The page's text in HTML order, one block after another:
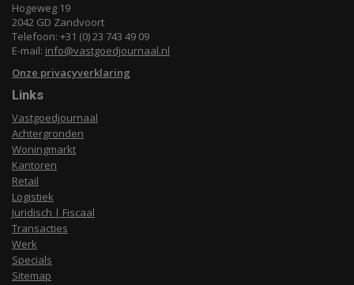
Hogeweg 19
2042 GD Zandvoort
Telefoon: +31 (0) 23 743 49 09
E-mail: info@vastgoedjournaal.nl
Onze privacyverklaring
Links
Vastgoedjournaal
Achtergronden
Woningmarkt
Kantoren
Retail
Logistiek
Juridisch | Fiscaal
Transacties
Werk
Specials
Sitemap